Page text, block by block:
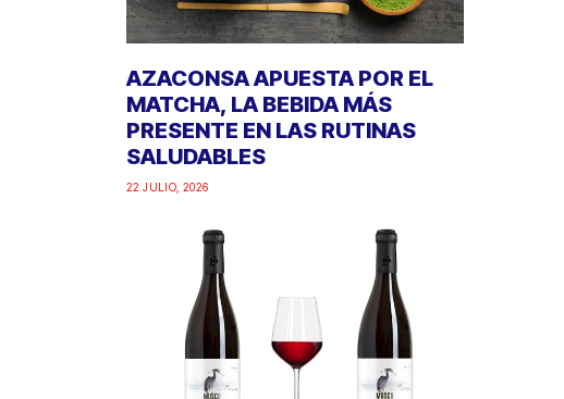
AZACONSA APUESTA POR EL
MATCHA, LA BEBIDA MÁS
PRESENTE EN LAS RUTINAS
SALUDABLES
22 JULIO, 2026